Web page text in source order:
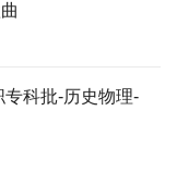
科批-历史物理-